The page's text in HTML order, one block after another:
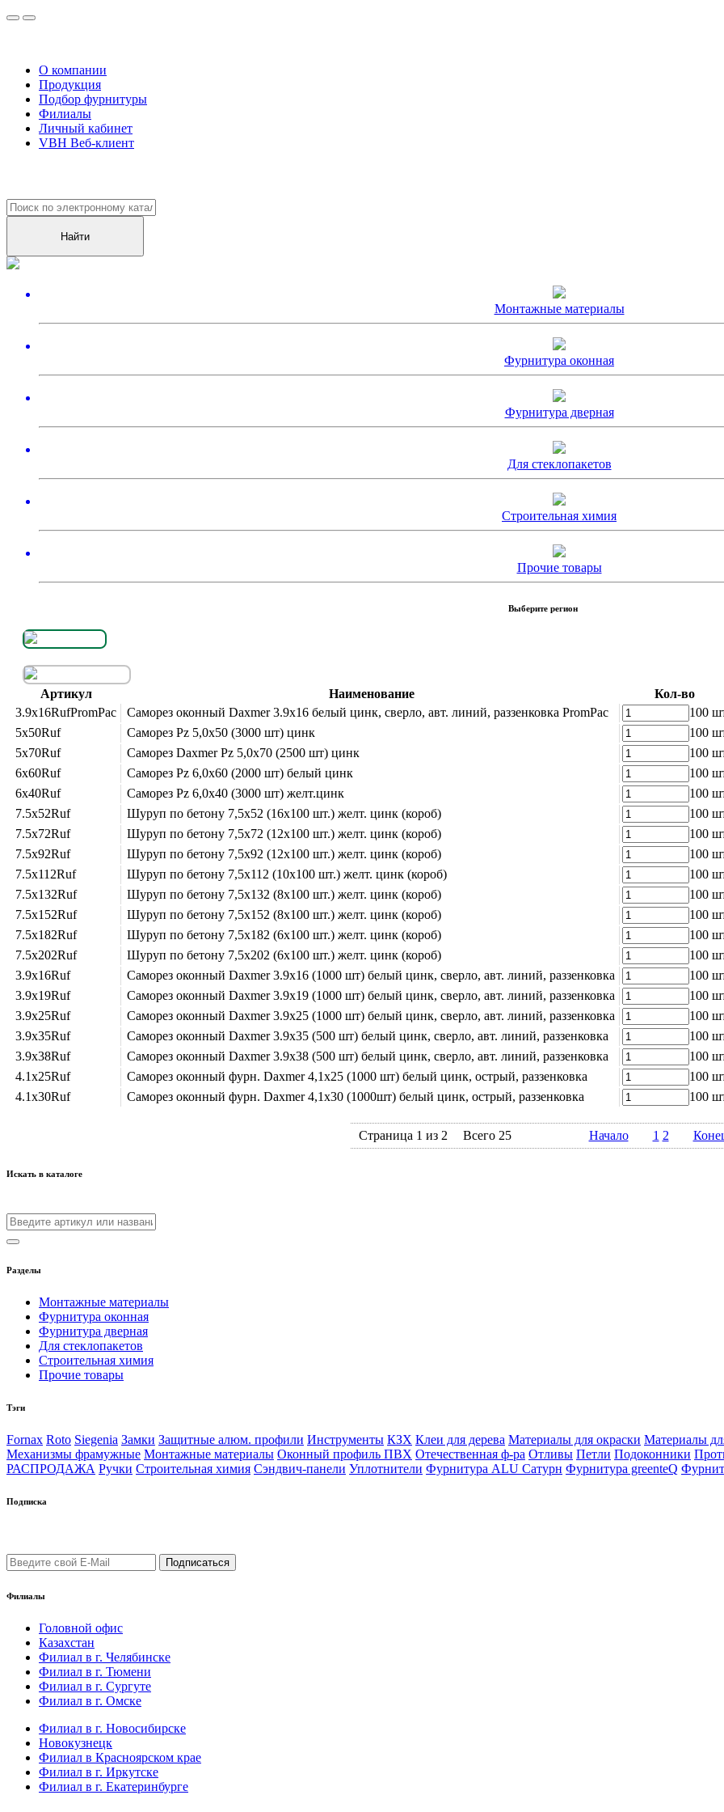
О компании
Продукция
Подбор фурнитуры
Филиалы
Личный кабинет
VBH Веб-клиент
Монтажные материалы
Фурнитура оконная
Фурнитура дверная
Для стеклопакетов
Строительная химия
Прочие товары
Выберите регион
Артикул Наименование
Кол-во
3.9х16RufPromPac
Саморез оконный Daxmer 3.9х16 белый цинк, сверло, авт. линий, раззенковка PromPac
100
5x50Ruf
Саморез Pz 5,0х50 (3000 шт) цинк
100
5x70Ruf
Саморез Daxmer Pz 5,0х70 (2500 шт) цинк
100
6x60Ruf
Саморез Pz 6,0х60 (2000 шт) белый цинк
100
6x40Ruf
Саморез Pz 6,0х40 (3000 шт) желт.цинк
100
7.5x52Ruf
Шуруп по бетону 7,5х52 (16х100 шт.) желт. цинк (короб)
100
7.5x72Ruf
Шуруп по бетону 7,5х72 (12х100 шт.) желт. цинк (короб)
100
7.5x92Ruf
Шуруп по бетону 7,5х92 (12х100 шт.) желт. цинк (короб)
100
7.5x112Ruf
Шуруп по бетону 7,5х112 (10х100 шт.) желт. цинк (короб)
100
7.5x132Ruf
Шуруп по бетону 7,5х132 (8х100 шт.) желт. цинк (короб)
100
7.5x152Ruf
Шуруп по бетону 7,5х152 (8х100 шт.) желт. цинк (короб)
100
7.5x182Ruf
Шуруп по бетону 7,5х182 (6х100 шт.) желт. цинк (короб)
100
7.5x202Ruf
Шуруп по бетону 7,5х202 (6х100 шт.) желт. цинк (короб)
100
3.9x16Ruf
Саморез оконный Daxmer 3.9х16 (1000 шт) белый цинк, сверло, авт. линий, раззенковка
100
3.9x19Ruf
Саморез оконный Daxmer 3.9х19 (1000 шт) белый цинк, сверло, авт. линий, раззенковка
100
3.9x25Ruf
Саморез оконный Daxmer 3.9х25 (1000 шт) белый цинк, сверло, авт. линий, раззенковка
100
3.9x35Ruf
Саморез оконный Daxmer 3.9х35 (500 шт) белый цинк, сверло, авт. линий, раззенковка
100
3.9x38Ruf
Саморез оконный Daxmer 3.9х38 (500 шт) белый цинк, сверло, авт. линий, раззенковка
100
4.1x25Ruf
Саморез оконный фурн. Daxmer 4,1х25 (1000 шт) белый цинк, острый, раззенковка
100
4.1x30Ruf
Саморез оконный фурн. Daxmer 4,1х30 (1000шт) белый цинк, острый, раззенковка 100
Страница 1 из 2 Всего 25 Начало 1 2
Искать в каталоге
Разделы
Монтажные материалы
Фурнитура оконная
Фурнитура дверная
Для стеклопакетов
Строительная химия
Прочие товары
Тэги
Fornax Roto Siegenia Замки Защитные алюм. профили Инструменты КЗХ Клеи для дерева Материалы для окраски Материалы
Механизмы фрамужные Монтажные материалы Оконный профиль ПВХ Отечественная ф-ра Отливы Петли Подоконники
РАСПРОДАЖА Ручки Строительная химия Сэндвич-панели Уплотнители Фурнитура ALU Сатурн Фурнитура greenteQ
Подписка
Филиалы
Головной офис
Казахстан
Филиал в г. Челябинске
Филиал в г. Тюмени
Филиал в г. Сургуте
Филиал в г. Омске
Филиал в г. Новосибирске
Новокузнецк
Филиал в Красноярском крае
Филиал в г. Иркутске
Филиал в г. Екатеринбурге